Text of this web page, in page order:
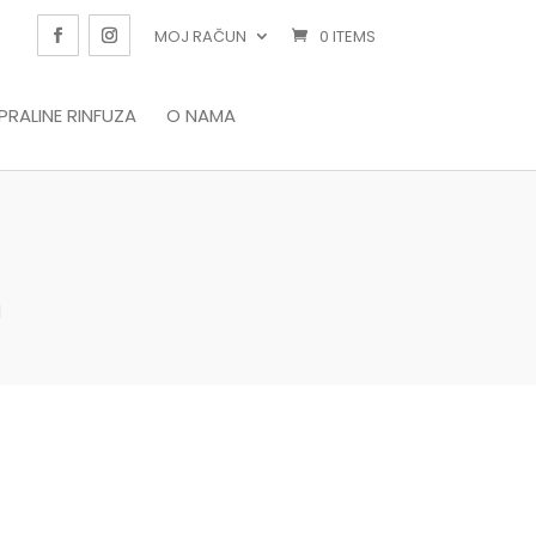
MOJ RAČUN 0 ITEMS
RINFUZA O NAMA